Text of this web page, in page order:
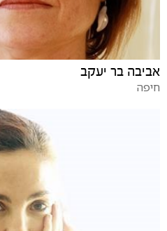
אביבה בר יעקב
חיפה